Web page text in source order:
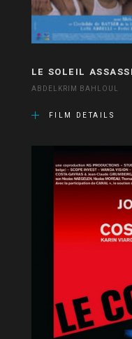
LE SOLEIL
ABDELKRIM BAHLOUL
FILM DETAILS